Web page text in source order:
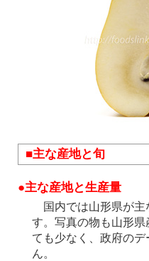
■主な産地と旬
●主な産地と生産量
国内では山形県が主
す。写真の物も山形
ても少なく、政府の
ん。